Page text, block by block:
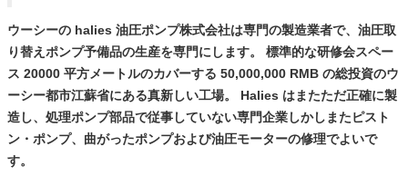
ウーシーの halies 油圧ポンプ株式会社は専門の製造業者で、油圧取
り替えポンプ予備品の生産を専門にします。 標準的な研修会スペー
ス 20000 平方メートルのカバーする 50,000,000 RMB の総投資のウ
ーシー都市江蘇省にある真新しい工場。 Halies はまたただ正確に製
造し、処理ポンプ部品で従事していない専門企業しかしまたピスト
ン・ポンプ、曲がったポンプおよび油圧モーターの修理でよいで
す。